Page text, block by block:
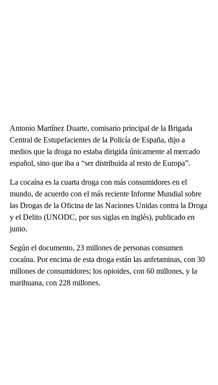
Antonio Martínez Duarte, comisario principal de la Brigada
Central de Estupefacientes de la Policía de España, dijo a
medios que la droga no estaba dirigida únicamente al mercado
español, sino que iba a “ser distribuida al resto de Europa”.
La cocaína es la cuarta droga con más consumidores en el
mundo, de acuerdo con el más reciente Informe Mundial sobre
las Drogas de la Oficina de las Naciones Unidas contra la Droga
y el Delito (UNODC, por sus siglas en inglés), publicado en
junio.
Según el documento, 23 millones de personas consumen
cocaína. Por encima de esta droga están las anfetaminas, con 30
millones de consumidores; los opioides, con 60 millones, y la
marihuana, con 228 millones.